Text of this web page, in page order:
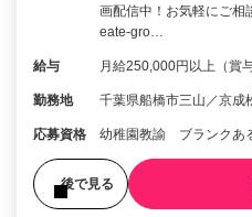
画配信中！お気軽にご相
eate-gro…
給与 月給250,000円以上（賞
勤務地 千葉県船橋市三山／京成
応募資格 幼稚園教諭 ブランクあ
後で見る